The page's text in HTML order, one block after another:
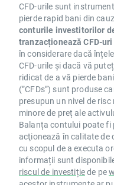
CFD-urile sunt
pierde rapid bani din
conturile investitorilor
tranzacționează CFD-
în considerare dacă
CFD-urile și dacă vă
ridicat de a vă pierde
(”CFDs”) sunt produse
presupun un nivel de
minore de preț ale
Balanța contului poate
acţionează în calitate
cu scopul de a executa
informații sunt
riscul de investițiede pe